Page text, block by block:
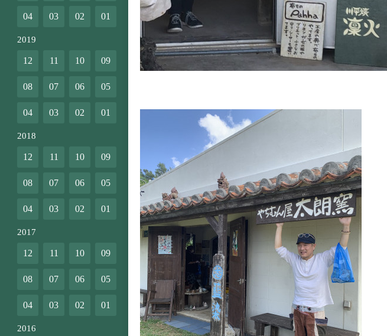
04 03 02 01
2019
12 11 10 09
08 07 06 05
04 03 02 01
2018
12 11 10 09
08 07 06 05
04 03 02 01
2017
12 11 10 09
08 07 06 05
04 03 02 01
2016